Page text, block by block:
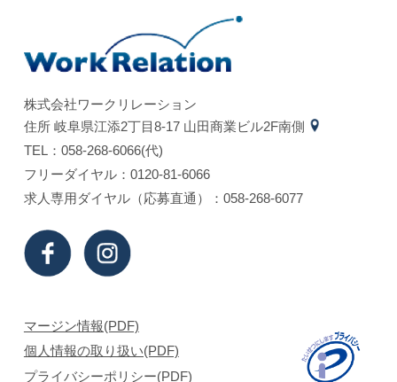
株式会社ワークリレーション
住所 岐⾩県江添2丁⽬8-17 ⼭⽥商業ビル2F南側
TEL：058-268-6066(代)
フリーダイヤル：0120-81-6066
求⼈専⽤ダイヤル（応募直通）：058-268-6077
マージン情報(PDF)
個⼈情報の取り扱い(PDF)
プライバシーポリシー(PDF)